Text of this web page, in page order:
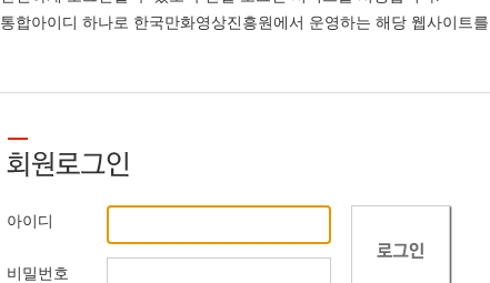
통합아이디 하나로 한국만화영상진흥원에서 운영하는 해당 웹사이트
아이디
비밀번호